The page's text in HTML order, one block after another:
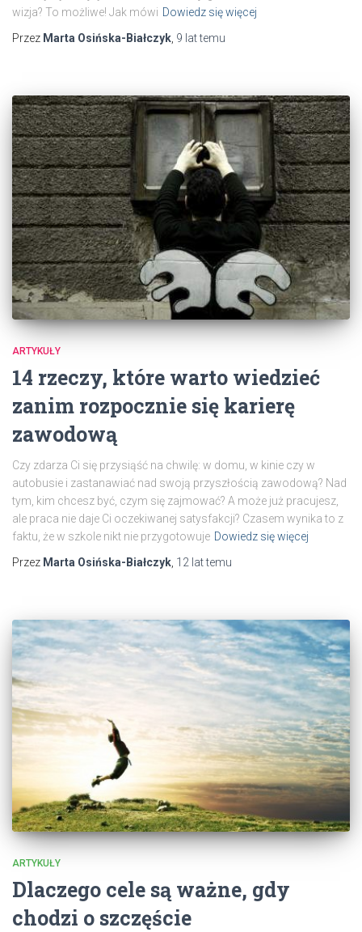
wizja? To możliwe! Jak mówi Dowiedz się więcej
Przez Marta Osińska-Białczyk, 9 lattemu
ARTYKUŁY
14 rzeczy, które warto wiedzieć
zanim rozpocznie się karierę
zawodową
Czy zdarza Ci się przysiąść na chwilę: w domu, w kinie czy w
autobusie i zastanawiać nad swoją przyszłością zawodową? Nad
tym, kim chcesz być, czym się zajmować? A może już pracujesz,
ale praca nie daje Ci oczekiwanej satysfakcji? Czasem wynika to z
faktu, że w szkole nikt nie przygotowuje Dowiedz się więcej
Przez Marta Osińska-Białczyk, 12 lattemu
ARTYKUŁY
Dlaczego cele są ważne, gdy
chodzi o szczęście